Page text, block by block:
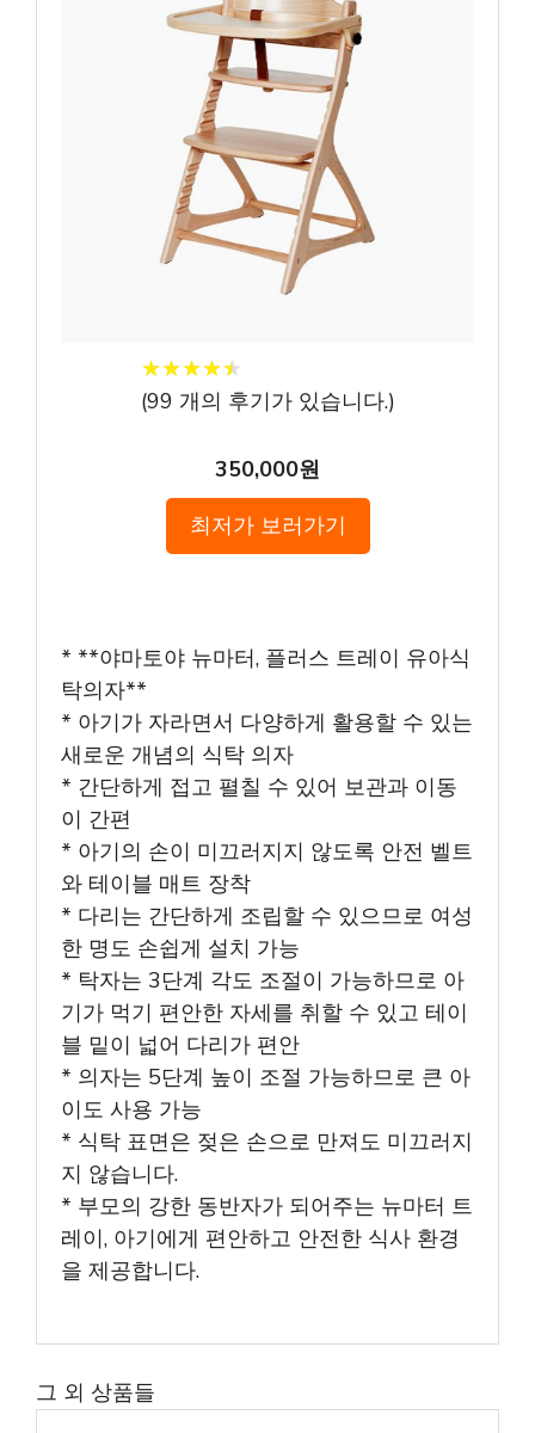
★★★★★
★★★★★
(99 개의 후기가 있습니다.)
350,000원
최저가 보러가기
* **야마토야 뉴마터, 플러스 트레이 유아식
탁의자**
* 아기가 자라면서 다양하게 활용할 수 있는
새로운 개념의 식탁 의자
* 간단하게 접고 펼칠 수 있어 보관과 이동
이 간편
* 아기의 손이 미끄러지지 않도록 안전 벨트
와 테이블 매트 장착
* 다리는 간단하게 조립할 수 있으므로 여성
한 명도 손쉽게 설치 가능
* 탁자는 3단계 각도 조절이 가능하므로 아
기가 먹기 편안한 자세를 취할 수 있고 테이
블 밑이 넓어 다리가 편안
* 의자는 5단계 높이 조절 가능하므로 큰 아
이도 사용 가능
* 식탁 표면은 젖은 손으로 만져도 미끄러지
지 않습니다.
* 부모의 강한 동반자가 되어주는 뉴마터 트
레이, 아기에게 편안하고 안전한 식사 환경
을 제공합니다.
그 외 상품들